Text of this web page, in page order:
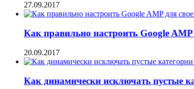
27.09.2017
Как правильно настроить Google AMP
20.09.2017
Как динамически исключать пустые